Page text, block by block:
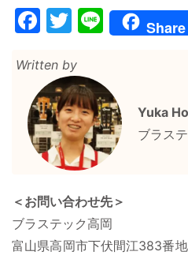
Facebook
Twitter
LineShare
Written by
Yuka
ブラス
＜お問い合わせ先＞
ブラステック高岡
富山県高岡市下伏間江383番